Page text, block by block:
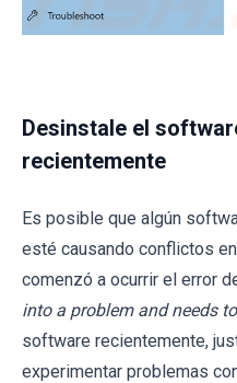
Desinstale el
recientemente
Es posible que algún
esté causando conflictos
comenzó a ocurrir el error
into a problem and needs
software recientemente,
experimentar problemas